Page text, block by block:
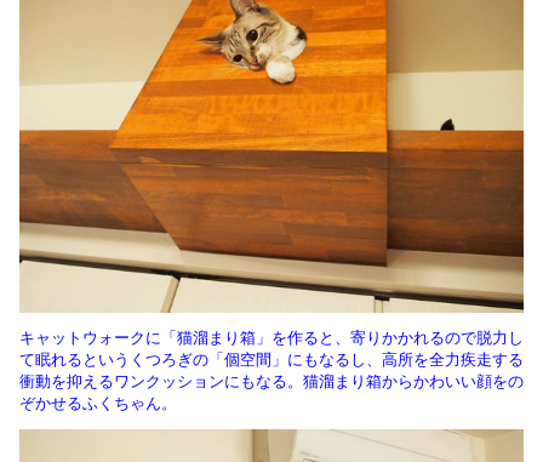
キャットウォークに「猫溜まり箱」を作ると、寄りかかれるので脱力し
て眠れるというくつろぎの「個空間」にもなるし、高所を全力疾走する
衝動を抑えるワンクッションにもなる。猫溜まり箱からかわいい顔をの
ぞかせるふくちゃん。